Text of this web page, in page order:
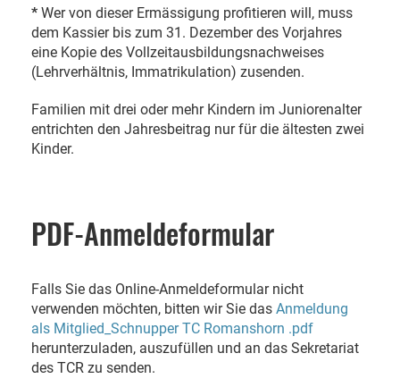
* Wer von dieser Ermässigung profitieren will, muss
dem Kassier bis zum 31. Dezember des Vorjahres
eine Kopie des Vollzeitausbildungsnachweises
(Lehrverhältnis, Immatrikulation) zusenden.
Familien mit drei oder mehr Kindern im Juniorenalter
entrichten den Jahresbeitrag nur für die ältesten zwei
Kinder.
PDF-Anmeldeformular
Falls Sie das Online-Anmeldeformular nicht
verwenden möchten, bitten wir Sie das Anmeldung
als Mitglied_Schnupper TC Romanshorn .pdf
herunterzuladen, auszufüllen und an das Sekretariat
des TCR zu senden.